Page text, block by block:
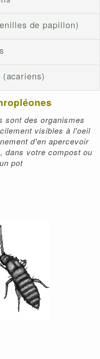
de papillon)
sont des organismes
visibles à l'oeil
d'en apercevoir
dans votre compost ou
pot